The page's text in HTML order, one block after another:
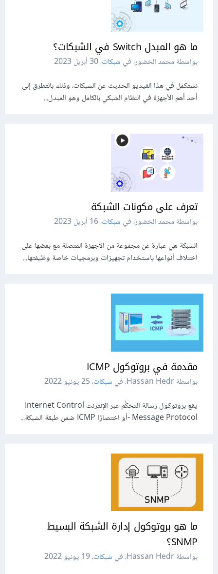
ما هو المبدل Switch في الشبكات؟
بواسطة محمد الخضور، في شبكات،30 أبريل 2023
نستكمل في هذا الفيديو الحديث عن الشبكات، وذلك بالتطرق إلى
أحد أهم الأجهزة في النظام الشبكي بالكامل وهو المبدل...
تعرف على مكونات الشبكة
بواسطة محمد الخضور، في شبكات،16 أبريل 2023
الشبكة هي عبارة عن مجموعة من الأجهزة المتصلة مع بعضها على
اختلاف أنواعها باستخدام تجهيزات وبرمجيات خاصة وظيفتها...
مقدمة في بروتوكول ICMP
بواسطة Hassan Hedr، في شبكات،25 يونيو 2022
يقع بروتوكول رسالة التحكُّم عبر الإنترنت Internet Control
Message Protocol -أو اختصارًا ICMP ضمن طبقة الشبكة...
ما هو بروتوكول إدارة الشبكة البسيط
SNMP؟
بواسطة Hassan Hedr، في شبكات،19 يونيو 2022